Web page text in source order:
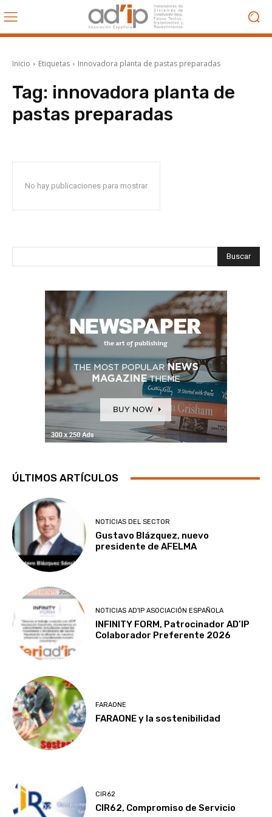
Inicio Etiquetas Innovadora planta de pastas preparadas
Tag: innovadora planta de
pastas preparadas
No hay publicaciones para mostrar
Buscar
ÚLTIMOS ARTÍCULOS
NOTICIAS DEL SECTOR
Gustavo Blázquez, nuevo
presidente de AFELMA
NOTICIAS AD'IP ASOCIACIÓN ESPAÑOLA
INFINITY FORM, Patrocinador AD’IP
Colaborador Preferente 2026
FARAONE
FARAONE y la sostenibilidad
CIR62
CIR62, Compromiso de Servicio